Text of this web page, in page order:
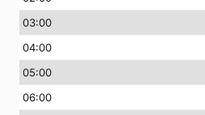
03:00
04:00
05:00
06:00